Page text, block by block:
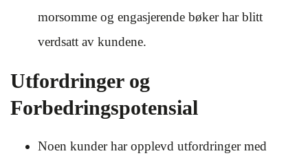
morsomme og engasjerende bøker har blitt
verdsatt av kundene.
Utfordringer og
Forbedringspotensial
Noen kunder har opplevd utfordringer med